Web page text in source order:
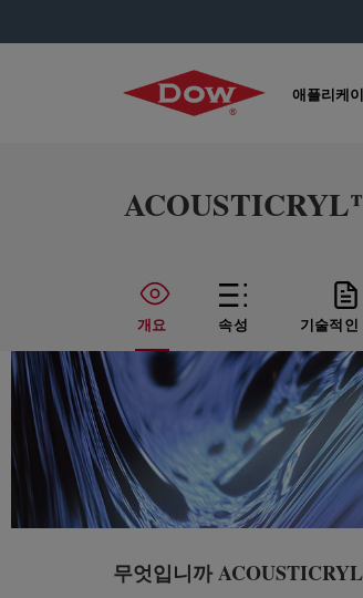
애플리케
개요 속성 기술적인
무엇입니까